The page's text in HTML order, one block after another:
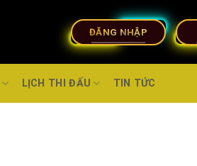
ĐĂNG NHẬP
LỊCH THI ĐẤU TIN TỨC